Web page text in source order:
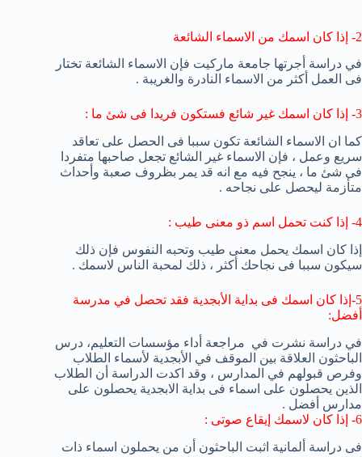
2- إذا كان اسمك من الاسماء الشائعة
في دراسة أجرتها جامعة ماركيت فإن الاسماء الشائعة تختار
فى العمل أكثر من الاسماء النادرة والغريبة .
3- إذا كان اسمك غير شائع فستكون فريدا فى شئ ما :
كما ان الاسماء الشائعة تكون سببا فى الحصل على تعاقد
سريع وعمل ، فإن الاسماء غير الشائع تجعل صاحبها متفردا
فى شئ ما ، ينجح فيه مع انه قد يمر بظروف صعبة وأحداث
متأزمة ليحصل على نجاحه .
4- إذا كنت تحمل اسم ذو معنى طيب :
إذا كان اسمك يحمل معنى طيب وتحبه النفوس فإن ذلك
سيكون سببا فى نجاحك أكثر ، ذلك لمحبة الناس لاسمك .
5- إذا كان اسمك فى بداية الأبجدية فقد تحصل في مدرسة
أفضل:
في دراسة نشرت في مراجعة أداء مؤسسات التعليم، درس
الباحثون العلاقة بين الموقف في الأبجدية لأسماء الطلاب
وفرص قبولهم في المدارس ، وقد اكدت الدراسة أن الطلاب
الذين يحصلون على اسماء فى بداية الابجدية يحصلون على
مدارس أفضل .
6- إذا كان لاسمك إيقاع صوتى :
فى دراسة ألمانية اثبت الباحثون أن من يحملون اسماء ذات